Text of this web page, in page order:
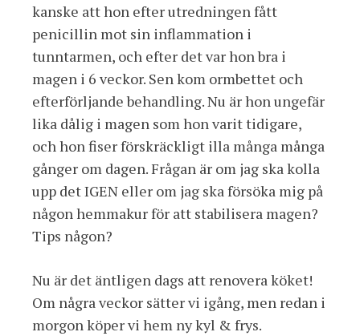
kanske att hon efter utredningen fått
penicillin mot sin inflammation i
tunntarmen, och efter det var hon bra i
magen i 6 veckor. Sen kom ormbettet och
efterförljande behandling. Nu är hon ungefär
lika dålig i magen som hon varit tidigare,
och hon fiser förskräckligt illa många många
gånger om dagen. Frågan är om jag ska kolla
upp det IGEN eller om jag ska försöka mig på
någon hemmakur för att stabilisera magen?
Tips någon?
Nu är det äntligen dags att renovera köket!
Om några veckor sätter vi igång, men redan i
morgon köper vi hem ny kyl & frys.